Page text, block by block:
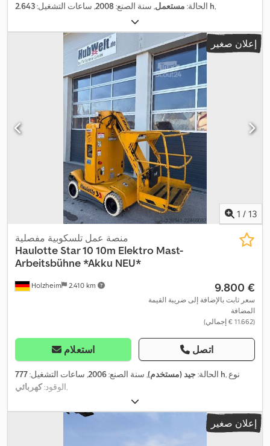
الحالة: مستعمل, سنة الصنع:2008, ساعات التشغيل: 2.643 h,
إعلان صغير
1 / 13
Holzheim 2.410 km
منصة عمل تلسكوبية مفصلية
Haulotte Star 10 10m Elektro Mast-
Arbeitsbühne *Akku NEU*
‏9.800 €
سعر ثابت بالإضافة إلى ضريبة القيمة
المضافة
(‏11.662 € إجمالي)
استعلام اتصل
الحالة:جيد (مستخدم), سنة الصنع:2006, ساعات التشغيل: 777 h, نوع
الوقود:كهربائي ,
إعلان صغير